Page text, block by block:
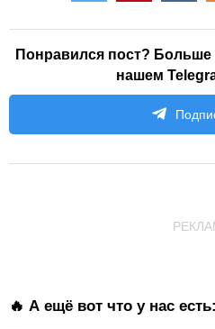
Понравился пост?
нашем
🔥 А ещё вот что у нас есть: